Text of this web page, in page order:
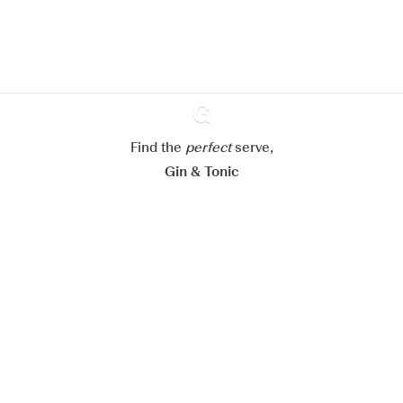
Ginventory
Find the perfectserve,
Gin & Tonic
Mijn cookie-instellingen aanpassen
Alles weigeren Alles aanvaarden